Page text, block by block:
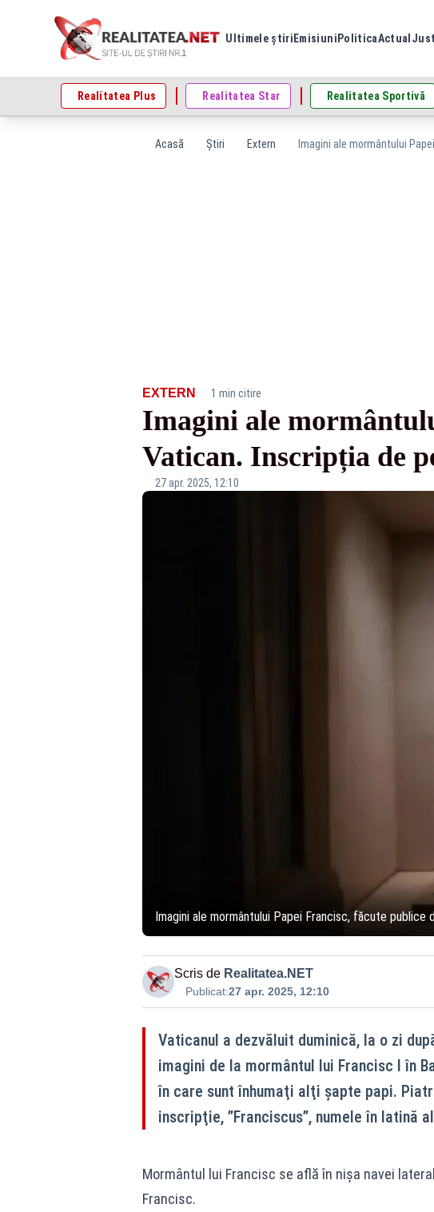
Ultimele știri Emisiuni PoliticaActual
Realitatea Plus Realitatea Star Realitatea Sportivă
Acasă Știri Extern Imagini ale mormântului
EXTERN · 1 min citire
Imagini ale
Vatican. Inscripția de
27 apr. 2025, 12:10
Imagini ale mormântului Papei Francisc, făcute
Scris de Realitatea.NET
Publicat:27 apr. 2025, 12:10
Vaticanul a dezvăluit duminică, la o zi
imagini de la mormântul lui Francisc I în
în care sunt înhumaţi alţi şapte papi.
inscripţie, ”Franciscus”, numele în latină
Mormântul lui Francisc se află în nişa navei
Francisc.